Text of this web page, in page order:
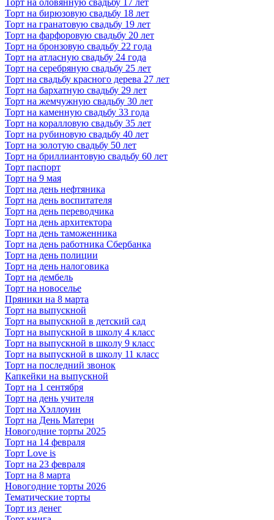
Торт на оловянную свадьбу 17 лет
Торт на бирюзовую свадьбу 18 лет
Торт на гранатовую свадьбу 19 лет
Торт на фарфоровую свадьбу 20 лет
Торт на бронзовую свадьбу 22 года
Торт на атласную свадьбу 24 года
Торт на серебряную свадьбу 25 лет
Торт на свадьбу красного дерева 27 лет
Торт на бархатную свадьбу 29 лет
Торт на жемчужную свадьбу 30 лет
Торт на каменную свадьбу 33 года
Торт на коралловую свадьбу 35 лет
Торт на рубиновую свадьбу 40 лет
Торт на золотую свадьбу 50 лет
Торт на бриллиантовую свадьбу 60 лет
Торт паспорт
Торт на 9 мая
Торт на день нефтяника
Торт на день воспитателя
Торт на день переводчика
Торт на день архитектора
Торт на день таможенника
Торт на день работника Сбербанка
Торт на день полиции
Торт на день налоговика
Торт на дембель
Торт на новоселье
Пряники на 8 марта
Торт на выпускной
Торт на выпускной в детский сад
Торт на выпускной в школу 4 класс
Торт на выпускной в школу 9 класс
Торт на выпускной в школу 11 класс
Торт на последний звонок
Капкейки на выпускной
Торт на 1 сентября
Торт на день учителя
Торт на Хэллоуин
Торт на День Матери
Новогодние торты 2025
Торт на 14 февраля
Торт Love is
Торт на 23 февраля
Торт на 8 марта
Новогодние торты 2026
Тематические торты
Торт из денег